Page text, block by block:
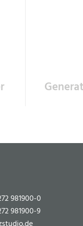
981900-0
981900-9